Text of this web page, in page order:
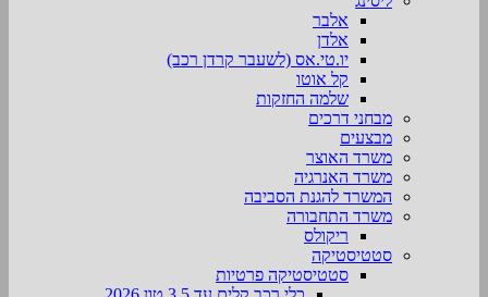
אלבר
אלדן
יו.טי.אס (לשעבר קרדן רכב)
קל אוטו
שלמה החזקות
מבחני דרכים
מבצעים
משרד האוצר
משרד האנרגיה
המשרד להגנת הסביבה
משרד התחבורה
ריקולס
סטטיסטיקה
סטטיסטיקה פרטיות